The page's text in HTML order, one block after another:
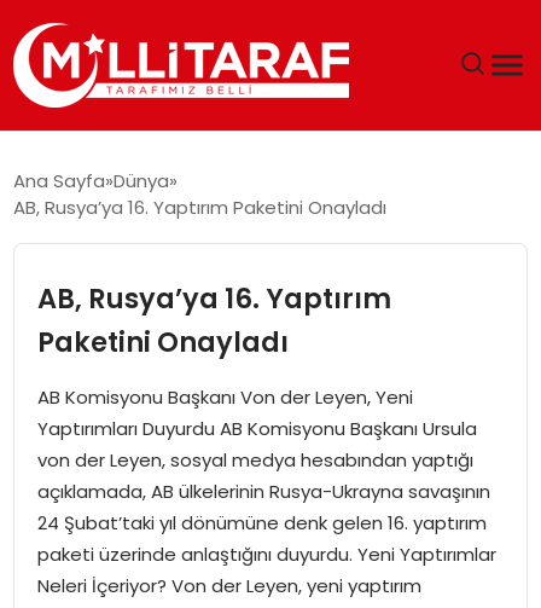
ÖZEL SAYFALAR
TEKNOLOJI
EKONOMI
SPOR
SIYASET
MAGAZIN
Ana Sayfa Dünya
AB, Rusya’ya 16. Yaptırım Paketini Onayladı
AB, Rusya’ya 16. Yaptırım
Paketini Onayladı
AB Komisyonu Başkanı Von der Leyen, Yeni
Yaptırımları Duyurdu AB Komisyonu Başkanı Ursula
von der Leyen, sosyal medya hesabından yaptığı
açıklamada, AB ülkelerinin Rusya-Ukrayna savaşının
24 Şubat’taki yıl dönümüne denk gelen 16. yaptırım
paketi üzerinde anlaştığını duyurdu. Yeni Yaptırımlar
Neleri İçeriyor? Von der Leyen, yeni yaptırım